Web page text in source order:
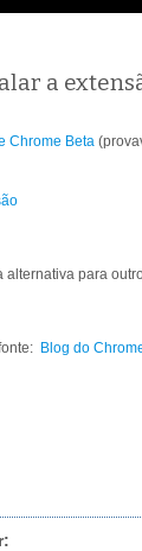
a
Chrome Beta
alternativa para
Blog do